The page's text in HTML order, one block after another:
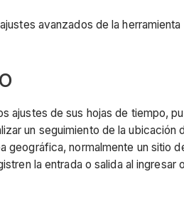
avanzados de la
ajustes de sus hojas de tiempo,
un seguimiento de la
geográfica, normalmente un sitio
la entrada o salida al ingresar